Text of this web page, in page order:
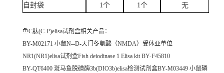
自封袋 1个 1个 无
鱼C肽(C-P)elisa试剂盒相关产品：
BY-M02171 小鼠N--D-天门冬氨酸（NMDA）受体亚单位
NR1(NR1)elisa试剂盒Fish deiodinase 1 Elisa kit BY-F45810
BY-QT6400 斑马鱼脱碘酶3b(DIO3b)elisa检测试剂盒BY-M03449 小鼠磷